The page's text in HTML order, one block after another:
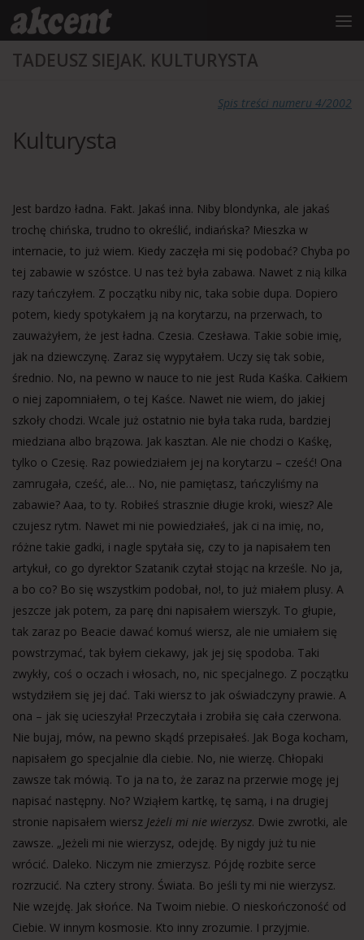
treści
Przejdź do treści
TADEUSZ SIEJAK. KULTURYSTA
Spis treści numeru 4/2002
Kulturysta
Jest bardzo ładna. Fakt. Jakaś inna. Niby blondynka, ale jakaś
trochę chińska, trudno to określić, indiańska? Mieszka w
internacie, to już wiem. Kiedy zaczęła mi się podobać? Chyba po
tej zabawie w szóstce. U nas też była zabawa. Nawet z nią kilka
razy tańczyłem. Z początku niby nic, taka sobie dupa. Dopiero
potem, kiedy spotykałem ją na korytarzu, na przerwach, to
zauważyłem, że jest ładna. Czesia. Czesława. Takie sobie imię,
jak na dziewczynę. Zaraz się wypytałem. Uczy się tak sobie,
średnio. No, na pewno w nauce to nie jest Ruda Kaśka. Całkiem
o niej zapomniałem, o tej Kaśce. Nawet nie wiem, do jakiej
szkoły chodzi. Wcale już ostatnio nie była taka ruda, bardziej
miedziana albo brązowa. Jak kasztan. Ale nie chodzi o Kaśkę,
tylko o Czesię. Raz powiedziałem jej na korytarzu – cześć! Ona
zamrugała, cześć, ale… No, nie pamiętasz, tańczyliśmy na
zabawie? Aaa, to ty. Robiłeś strasznie długie kroki, wiesz? Ale
czujesz rytm. Nawet mi nie powiedziałeś, jak ci na imię, no,
różne takie gadki, i nagle spytała się, czy to ja napisałem ten
artykuł, co go dyrektor Szatanik czytał stojąc na krześle. No ja,
a bo co? Bo się wszystkim podobał, no!, to już miałem plusy. A
jeszcze jak potem, za parę dni napisałem wierszyk. To głupie,
tak zaraz po Beacie dawać komuś wiersz, ale nie umiałem się
powstrzymać, tak byłem ciekawy, jak jej się spodoba. Taki
zwykły, coś o oczach i włosach, no, nic specjalnego. Z początku
wstydziłem się jej dać. Taki wiersz to jak oświadczyny prawie. A
ona – jak się ucieszyła! Przeczytała i zrobiła się cała czerwona.
Nie bujaj, mów, na pewno skądś przepisałeś. Jak Boga kocham,
napisałem go specjalnie dla ciebie. No, nie wierzę. Chłopaki
zawsze tak mówią. To ja na to, że zaraz na przerwie mogę jej
napisać następny. No? Wziąłem kartkę, tę samą, i na drugiej
stronie napisałem wiersz Jeżeli mi nie wierzysz. Dwie zwrotki, ale
zawsze. „Jeżeli mi nie wierzysz, odejdę. By nigdy już tu nie
wrócić. Daleko. Niczym nie zmierzysz. Pójdę rozbite serce
rozrzucić. Na cztery strony. Świata. Bo jeśli ty mi nie wierzysz.
Nie wzejdę. Jak słońce. Na Twoim niebie. O nieskończoność od
Ciebie. W innym kosmosie. Kto inny zrozumie. I przyjmie.